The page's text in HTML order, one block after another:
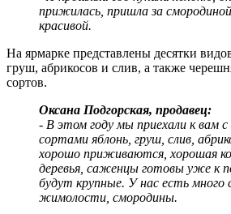
прижилась, пришла за
красивой.
На ярмарке представлены десятки
груш, абрикосов и слив, а также
сортов.
Оксана Подгорская, продавец:
- В этом году мы приехали к вам
сортами яблонь, груш, слив,
хорошо приживаются, хорошая
деревья, саженцы готовы уже к
будут крупные. У нас есть много
жимолости, смородины.